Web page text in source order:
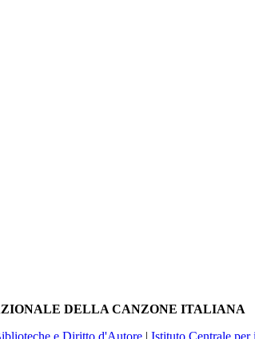
DELLA CANZONE ITALIANA
e Diritto d'Autore | Istituto Centrale